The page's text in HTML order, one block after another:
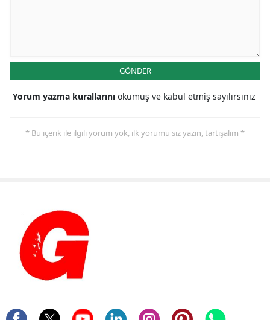
GÖNDER
Yorum yazma kurallarını okumuş ve kabul etmiş sayılırsınız
* Bu içerik ile ilgili yorum yok, ilk yorumu siz yazın, tartışalım *